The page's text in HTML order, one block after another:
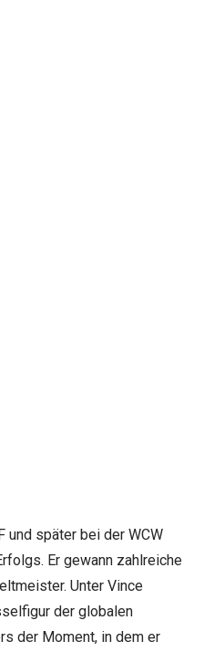
und später bei der WCW
Er gewann zahlreiche
Unter Vince
der globalen
der Moment, in dem er